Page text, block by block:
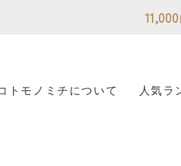
11,000
トモノミチについて 人気ラ